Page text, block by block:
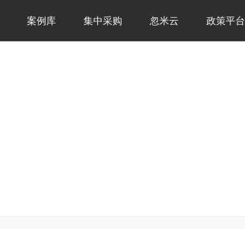
案例库 集中采购 忽米云 政策平台